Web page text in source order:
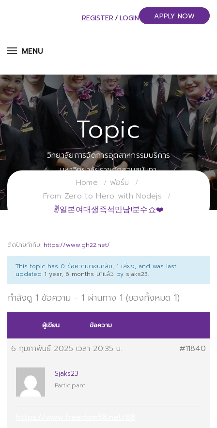
MENU
REGISTER / LOGIN APPLY NOW
Topic
วิทยาลัยการจัดการอุตสาหกรรมบริการ
มหาวิทยาลัยราชภัฏสวนสุนันทา
Home
ฟอรั่ม
From Zero to Hero with Nodejs
✌일본여대생즉석만남!분수쇼❤️
ติดป้ายกำกับ: https://www.gh22.net/
This topic has 0 ข้อความตอบกลับ, 1 เสียง, and was last
updated 1 year, 6 months มาแล้ว by sjaks23.
กำลังดู 1 ข้อความ - 1 ผ่านทาง 1 (ของทั้งหมด 1)
ผู้เขียน ข้อความ
6 กุมภาพันธ์ 2025 เวลา 20:35 น. #11840
Sjaks23
Participant